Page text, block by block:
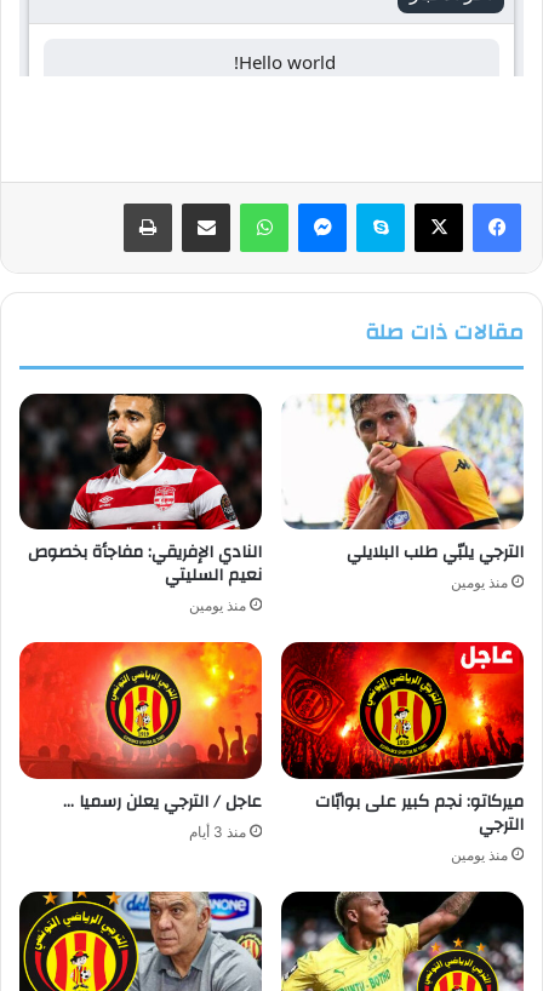
فيسبوك سكايب واتساب
مقالات ذات صلة
الترجي يلبّي طلب البلايلي
منذ يومين
النادي الإفريقي: مفاجأة بخصوص
نعيم السليتي
منذ يومين
ميركاتو: نجم كبير على بوابّات
الترجي
منذ يومين
عاجل / الترجي يعلن رسميا …
منذ 3 أيام